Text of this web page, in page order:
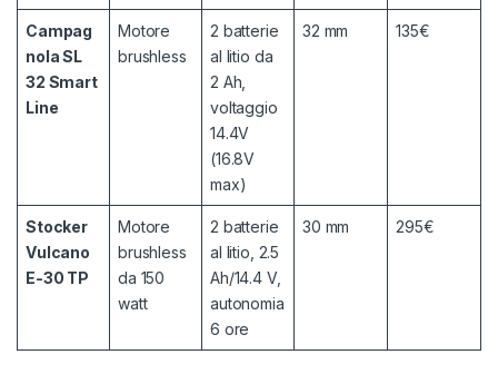
Campag
nola SL
32 Smart
Line
Motore
brushless
2 batterie
al litio da
2 Ah,
voltaggio
14.4V
(16.8V
max)
32 mm 135€
Stocker
Vulcano
E-30 TP
Motore
brushless
da 150
watt
2 batterie
al litio, 2.5
Ah/14.4 V,
autonomia
6 ore
30 mm 295€